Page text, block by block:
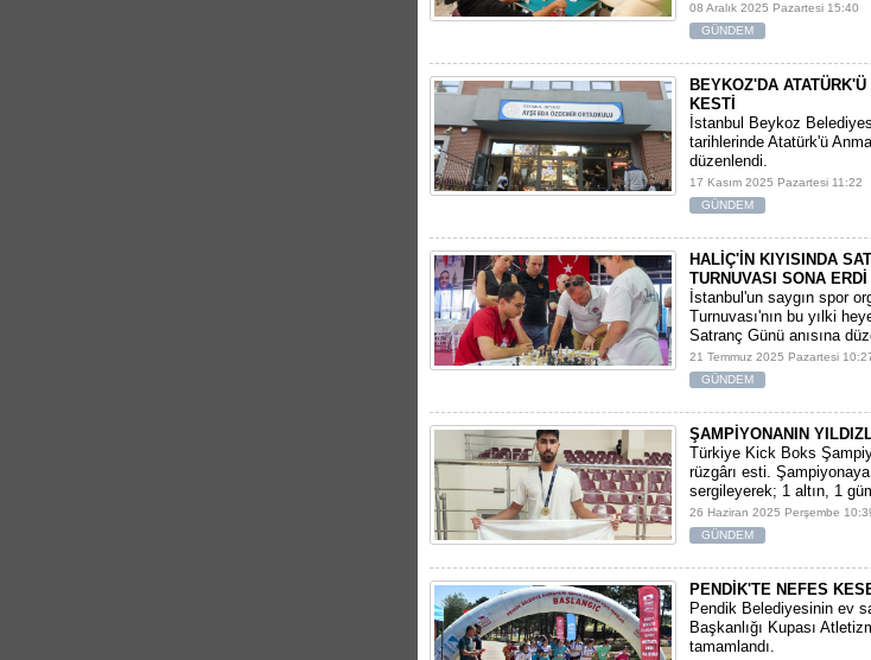
08 Aralık 2025 Pazartesi 15:40
GÜNDEM
BEYKOZ'DA
KESTİ
​İstanbul Beykoz
tarihlerinde Atatürk'ü
düzenlendi.
17 Kasım 2025 Pazartesi 11:22
GÜNDEM
HALİÇ'İN KIYISINDA
TURNUVASI SONA ERDİ
İstanbul'un saygın spor
Turnuvası'nın bu yılki
Satranç Günü anısına
21 Temmuz 2025 Pazartesi
GÜNDEM
ŞAMPİYONANIN
Türkiye Kick Boks
rüzgârı esti.
sergileyerek; 1 altın, 1
26 Haziran 2025 Perşembe
GÜNDEM
PENDİK'TE NEFES
Pendik Belediyesinin ev
Başkanlığı Kupası
tamamlandı.